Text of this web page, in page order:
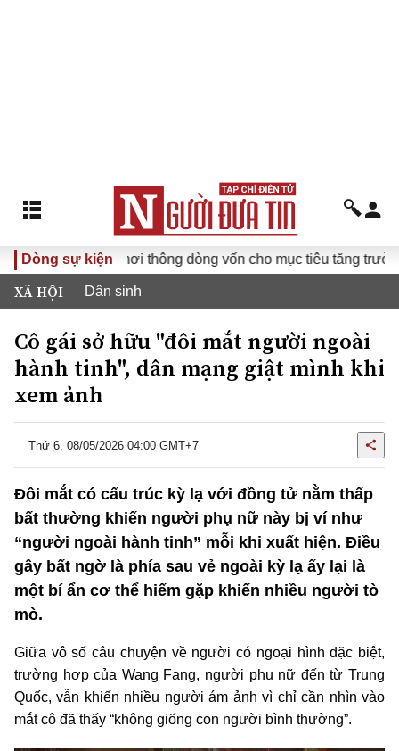
Dòng sự kiện
Khơi thông dòng vốn cho mục tiêu tăng trưởng 2
XÃ HỘI Dân sinh
Cô gái sở hữu "đôi mắt người ngoài
hành tinh", dân mạng giật mình khi
xem ảnh
Thứ 6, 08/05/2026 04:00 GMT+7
Đôi mắt có cấu trúc kỳ lạ với đồng tử nằm thấp
bất thường khiến người phụ nữ này bị ví như
“người ngoài hành tinh” mỗi khi xuất hiện. Điều
gây bất ngờ là phía sau vẻ ngoài kỳ lạ ấy lại là
một bí ẩn cơ thể hiếm gặp khiến nhiều người tò
mò.
Giữa vô số câu chuyện về người có ngoại hình đặc biệt,
trường hợp của Wang Fang, người phụ nữ đến từ Trung
Quốc, vẫn khiến nhiều người ám ảnh vì chỉ cần nhìn vào
mắt cô đã thấy “không giống con người bình thường”.